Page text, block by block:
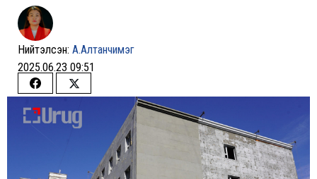
Нийтэлсэн: А.Алтанчимэг
2025.06.23 09:51
Share
on
Share
on